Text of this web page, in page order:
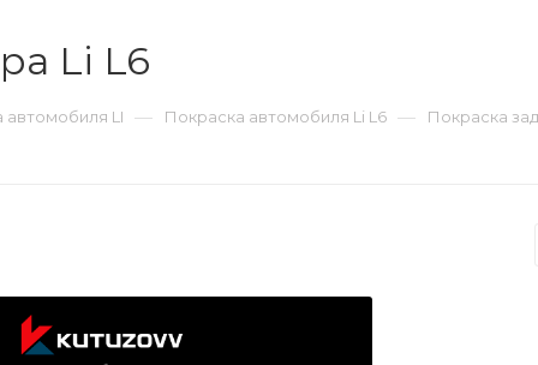
Li L6
автомобиля LI — Покраска автомобиля Li L6 — Покраска